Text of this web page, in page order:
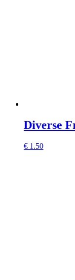
Diverse
€ 1.50